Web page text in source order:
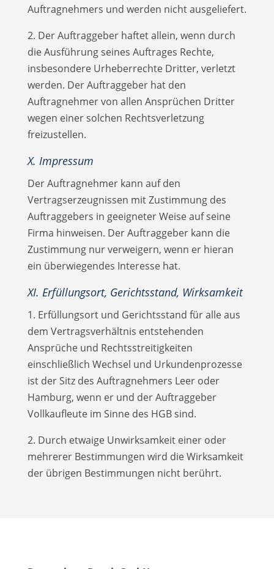
Auftragnehmers und werden nicht ausgeliefert.
2. Der Auftraggeber haftet allein, wenn durch
die Ausführung seines Auftrages Rechte,
insbesondere Urheberrechte Dritter, verletzt
werden. Der Auftraggeber hat den
Auftragnehmer von allen Ansprüchen Dritter
wegen einer solchen Rechtsverletzung
freizustellen.
X. Impressum
Der Auftragnehmer kann auf den
Vertragserzeugnissen mit Zustimmung des
Auftraggebers in geeigneter Weise auf seine
Firma hinweisen. Der Auftraggeber kann die
Zustimmung nur verweigern, wenn er hieran
ein überwiegendes Interesse hat.
XI. Erfüllungsort, Gerichtsstand, Wirksamkeit
1. Erfüllungsort und Gerichtsstand für alle aus
dem Vertragsverhältnis entstehenden
Ansprüche und Rechtsstreitigkeiten
einschließlich Wechsel und Urkundenprozesse
ist der Sitz des Auftragnehmers Leer oder
Hamburg, wenn er und der Auftraggeber
Vollkaufleute im Sinne des HGB sind.
2. Durch etwaige Unwirksamkeit einer oder
mehrerer Bestimmungen wird die Wirksamkeit
der übrigen Bestimmungen nicht berührt.